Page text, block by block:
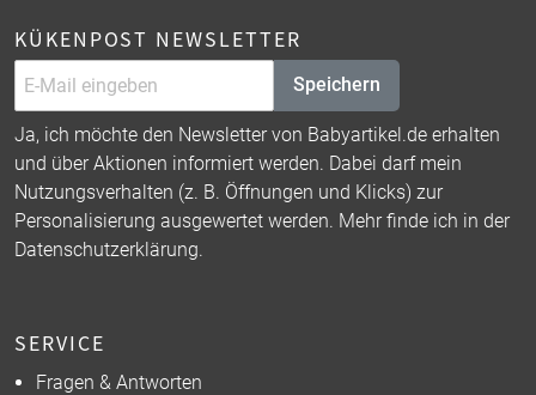
KÜKENPOST NEWSLETTER
Speichern
Ja, ich möchte den Newsletter von Babyartikel.de erhalten
und über Aktionen informiert werden. Dabei darf mein
Nutzungsverhalten (z. B. Öffnungen und Klicks) zur
Personalisierung ausgewertet werden. Mehr finde ich in der
Datenschutzerklärung.
SERVICE
Fragen & Antworten